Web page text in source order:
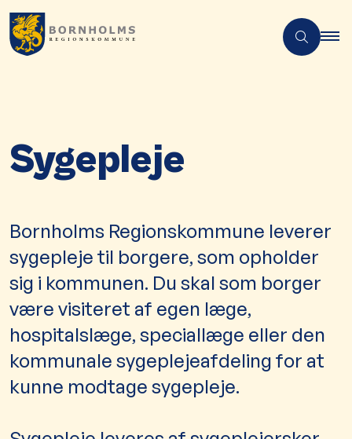
Sygepleje
​​​​​​​​​​​​​Bornholms Regionskommune leverer
sygepleje til borgere, som opholder
sig i kommunen. Du skal som borger
være visiteret af egen læge,
hospitalslæge, speciallæge eller den
kommunale sygeplejeafdeling for at
kunne modtage sygepleje.